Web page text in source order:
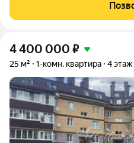
шаговой доступности все
4 400 000 ₽
25 м² 1-комн. квартира 4 этаж